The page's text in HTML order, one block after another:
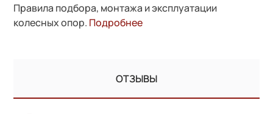
Правила подбора, монтажа и эксплуатации
колесных опор. Подробнее
ОТЗЫВЫ